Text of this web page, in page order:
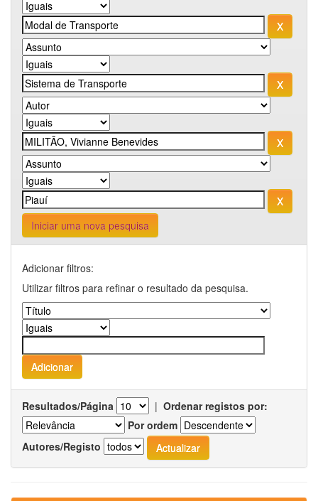
Iniciar uma nova pesquisa
Adicionar filtros:
Utilizar filtros para refinar o resultado da pesquisa.
Resultados/Página | Ordenar registos por:
Por ordem
Autores/Registo